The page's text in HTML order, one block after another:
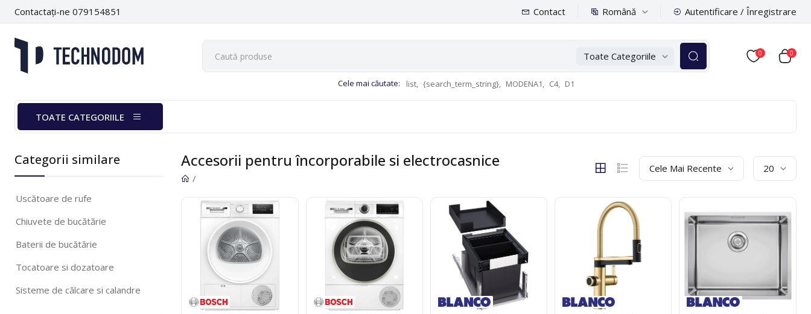
Contactați-ne 079154851 Contact Română Autentificare / Înregistrare
Toate Categoriile
Cele mai căutate: list, {search_term_string}, MODENA1, C4, D1
0 0
TOATE CATEGORIILE
Categorii similare
Uscătoare de rufe
Chiuvete de bucătărie
Baterii de bucătărie
Tocatoare si dozatoare
Sisteme de călcare si calandre
Accesorii pentru încorporabile si electrocasnice
/
Cele Mai Recente 20